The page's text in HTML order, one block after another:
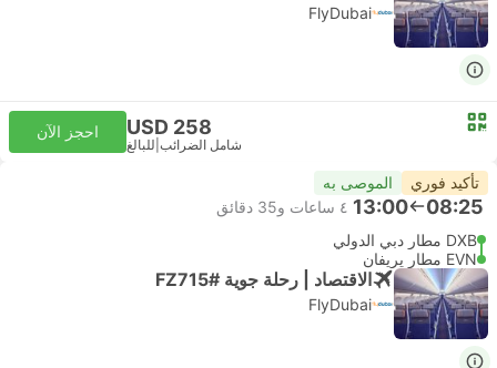
FlyDubai
USD 258
شامل الضرائب للبالغ
احجز الآن
تأكيد فوري الموصى به
08:25
13:00 ٤ ساعات و‫35 دقائق
DXB مطار دبي الدولي
EVN مطار يريفان
الاقتصاد | رحلة جوية #FZ715
FlyDubai